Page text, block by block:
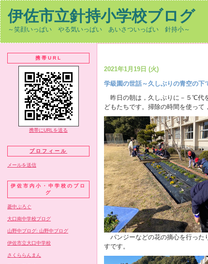
伊佐市立針持小学校ブログ
～笑顔いっぱい やる気いっぱい あいさついっぱい 針持小～
携帯URL
携帯にURLを送る
プロフィール
メールを送信
伊佐市内小・中学校のブロ
グ
菱中ぶろぐ
大口南中学校ブログ
山野中ブログ: 山野中ブログ
伊佐市立大口中学校
さくららんまん
2021年1月19日 (火)
学級園の世話～久しぶりの青空の下
昨日の朝は，久しぶりに－５℃代
どもたちです。掃除の時間を使って
パンジーなどの花の摘心を行った
すです。